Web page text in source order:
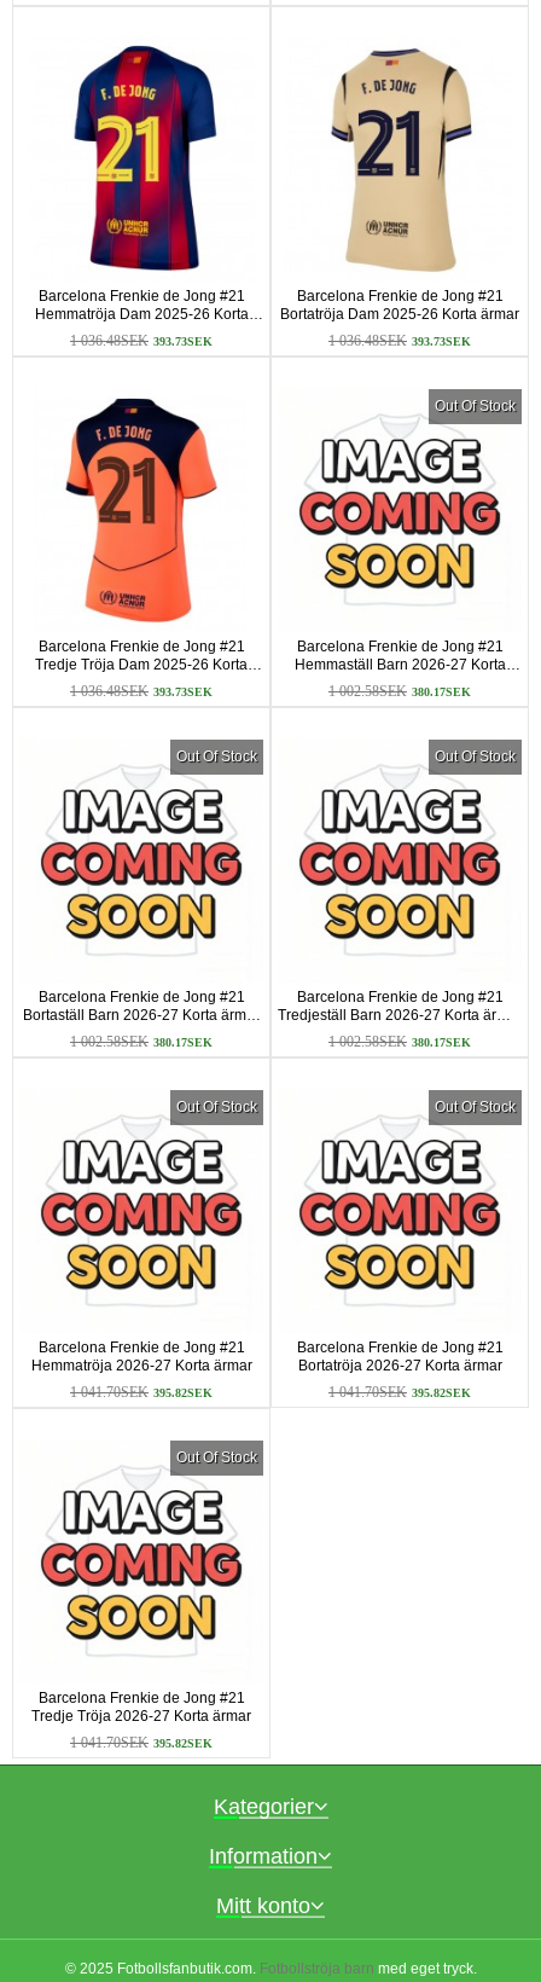
Barcelona Frenkie de Jong #21
Hemmatröja Dam 2025-26 Korta
ärmar
1 036.48SEK 393.73SEK
Barcelona Frenkie de Jong #21
Bortatröja Dam 2025-26 Korta ärmar
1 036.48SEK 393.73SEK
Barcelona Frenkie de Jong #21
Tredje Tröja Dam 2025-26 Korta
ärmar
1 036.48SEK 393.73SEK
Out Of Stock
Barcelona Frenkie de Jong #21
Hemmaställ Barn 2026-27 Korta
ärmar (+ Korta byxor)
1 002.58SEK 380.17SEK
Out Of Stock
Barcelona Frenkie de Jong #21
Bortaställ Barn 2026-27 Korta ärmar
(+ Korta byxor)
1 002.58SEK 380.17SEK
Out Of Stock
Barcelona Frenkie de Jong #21
Tredjeställ Barn 2026-27 Korta ärmar
(+ Korta byxor)
1 002.58SEK 380.17SEK
Out Of Stock
Barcelona Frenkie de Jong #21
Hemmatröja 2026-27 Korta ärmar
1 041.70SEK 395.82SEK
Out Of Stock
Barcelona Frenkie de Jong #21
Bortatröja 2026-27 Korta ärmar
1 041.70SEK 395.82SEK
Out Of Stock
Barcelona Frenkie de Jong #21
Tredje Tröja 2026-27 Korta ärmar
1 041.70SEK 395.82SEK
Kategorier
Information
Mitt konto
© 2025 Fotbollsfanbutik.com. Fotbollströja barn med eget tryck.